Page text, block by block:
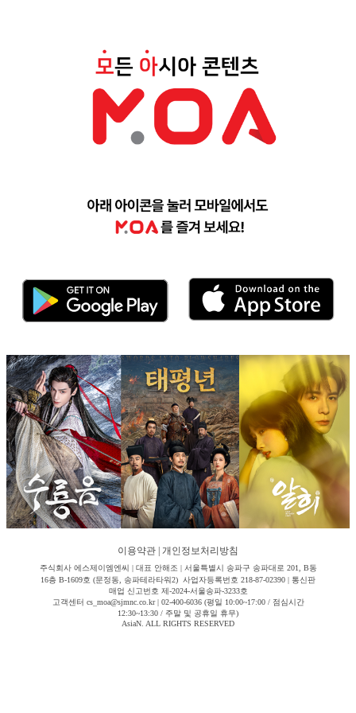
이용약관 개인정보처리방침
주식회사 에스제이엠엔씨 | 대표 안해조 | 서울특별시 송파구 송파대로 201, B동
16층 B-1609호 (문정동, 송파테라타워2) 사업자등록번호 218-87-02390 | 통신판
매업 신고번호 제-2024-서울송파-3233호
고객센터 cs_moa@sjmnc.co.kr | 02-400-6036 (평일 10:00~17:00 / 점심시간
12:30~13:30 / 주말 및 공휴일 휴무)
AsiaN. ALL RIGHTS RESERVED